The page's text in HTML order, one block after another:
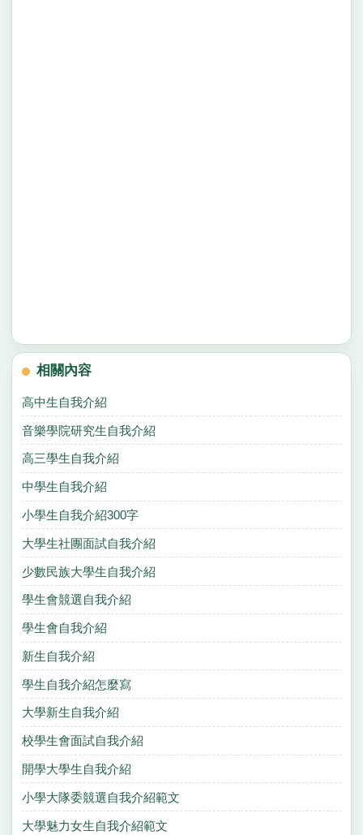
相關內容
高中生自我介紹
音樂學院研究生自我介紹
高三學生自我介紹
中學生自我介紹
小學生自我介紹300字
大學生社團面試自我介紹
少數民族大學生自我介紹
學生會競選自我介紹
學生會自我介紹
新生自我介紹
學生自我介紹怎麼寫
大學新生自我介紹
校學生會面試自我介紹
開學大學生自我介紹
小學大隊委競選自我介紹範文
大學魅力女生自我介紹範文